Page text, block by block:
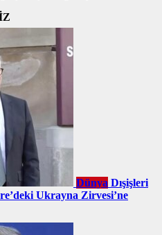
Dünya Dışişleri
Ukrayna Zirvesi’ne